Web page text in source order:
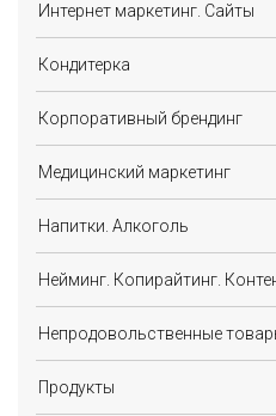
Интернет маркетинг. Сайты
Кондитерка
Корпоративный брендинг
Медицинский маркетинг
Напитки. Алкоголь
Нейминг. Копирайтинг.
Непродовольственные
Продукты